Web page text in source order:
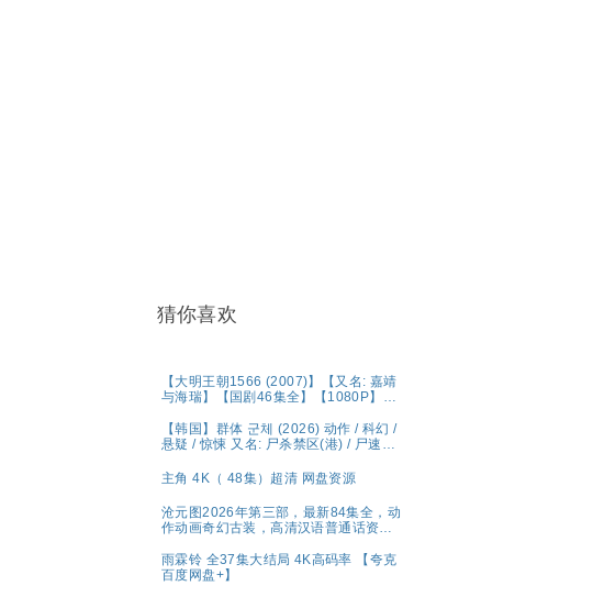
猜你喜欢
【大明王朝1566 (2007)】【又名: 嘉靖
与海瑞】【国剧46集全】【1080P】
分】【剧情 / 历史】【陈宝国 / 黄志忠 /
倪大红 】夸克
【韩国】群体 군체 (2026) 动作 / 科幻 /
悬疑 / 惊悚 又名: 尸杀禁区(港) / 尸速禁
而被封锁的建筑内，孤立无援的幸存者
们对抗以无法预测形态进化的感染者的
故事。
主角 4K（ 48集）超清 网盘资源
沧元图2026年第三部，最新84集全，动
作动画奇幻古装，高清汉语普通话资源
雨霖铃 全37集大结局 4K高码率 【夸克
百度网盘+】